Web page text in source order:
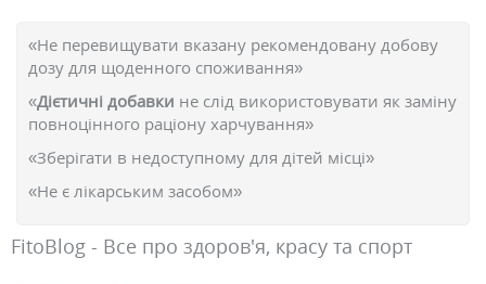
«Не перевищувати вказану рекомендовану добову
дозу для щоденного споживання»
«Дієтичні добавки не слід використовувати як заміну
повноцінного раціону харчування»
«Зберігати в недоступному для дітей місці»
«Не є лікарським засобом»
FitoBlog - Все про здоров'я, красу та спорт